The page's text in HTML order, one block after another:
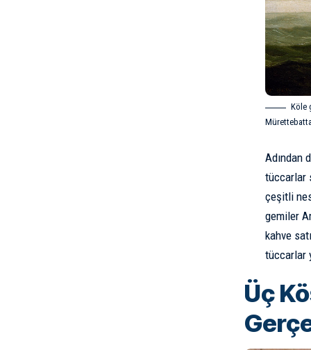
Köle
Adından
tüccarlar
çeşitli
gemiler
kahve
tüccarlar
Üç